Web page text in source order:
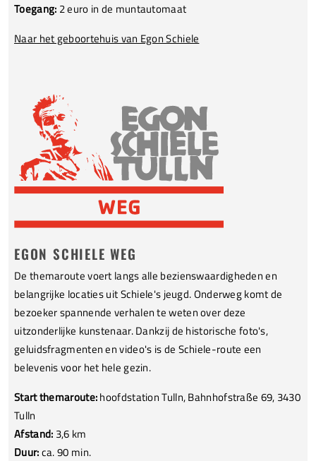
Toegang: 2 euro in de muntautomaat
Naar het geboortehuis van Egon Schiele
EGON SCHIELE WEG
De themaroute voert langs alle bezienswaardigheden en
belangrijke locaties uit Schiele's jeugd. Onderweg komt de
bezoeker spannende verhalen te weten over deze
uitzonderlijke kunstenaar. Dankzij de historische foto's,
geluidsfragmenten en video's is de Schiele-route een
belevenis voor het hele gezin.
Start themaroute:hoofdstation Tulln, Bahnhofstraße 69, 3430
Tulln
Afstand: 3,6 km
Duur:ca. 90 min.